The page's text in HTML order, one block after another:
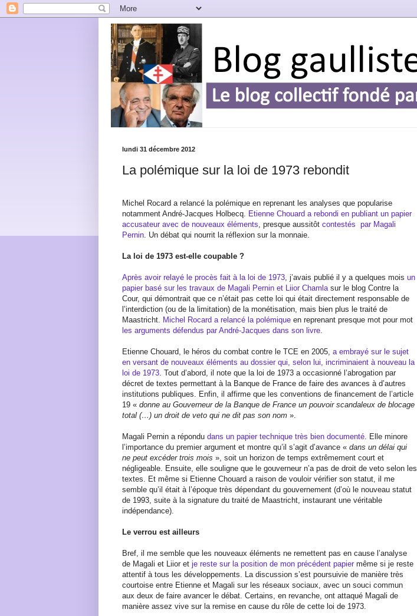
lundi 31 décembre 2012
La polémique sur la loi de 1973 rebondit
Michel Rocard a relancé la polémique en reprenant les analyses que popularise
notamment André-Jacques Holbecq. Etienne Chouard a rebondi en publiant un papier
accusateur avec de nouveaux éléments , presque aussitôt contestés par Magali
Pernin . Un débat qui nourrit la réflexion sur la monnaie.
La loi de 1973 est-elle coupable ?
Après avoir relayé le procès fait à la loi de 1973 , j’avais publié il y a quelques mois un
papier basé sur les travaux de Magali Pernin et Liior Chamla sur le blog Contre la
Cour, qui démontrait que ce n’était pas cette loi qui était directement responsable de
l’interdiction (ou de la limitation) de la monétisation, mais bien plus le traité de
Maastricht. Michel Rocard a relancé la polémique en reprenant presque mot pour mot
les arguments défendus par André-Jacques dans son livre
Etienne Chouard, le héros du combat contre le TCE en 2005, a embrayé sur le sujet
en versant de nouveaux éléments au dossier qui, selon lui, incriminaient à nouveau la
loi de 1973 . Tout d’abord, il note que la loi de 1973 a occasionné l’abrogation par
décret de textes permettant à la Banque de France de faire des avances à d’autres
institutions publiques. Enfin, il affirme que les conventions de financement de l’article
19 « donne au Gouverneur de la Banque de France un pouvoir scandaleux de blocage
total (…) un droit de veto qui ne dit pas son nom ».
Magali Pernin a répondu dans un papier technique très bien documenté . Elle minore
l’importance du premier argument et montre qu’il s’agit d’avance « dans un délai qui
ne peut excéder trois mois », soit un horizon de temps extrêmement court et
négligeable. Ensuite, elle souligne que le gouverneur n’a pas de droit de veto selon les
textes. Et même si Etienne Chouard a raison de vouloir vérifier son statut, il me
semble qu’il était à l’époque très dépendant du gouvernement (d’où le nouveau statut
de 1993, suite à la signature du traité de Maastricht, instaurant une véritable
indépendance).
Le verrou est ailleurs
Bref, il me semble que les nouveaux éléments ne remettent pas en cause l’analyse
de Magali et Liior et je reste sur la position de mon précédent papier même si je reste
attentif à tous les développements. La discussion s’est poursuivie de manière très
courtoise entre Etienne et Magali sur les réseaux sociaux, avec un souci commun
aux deux de faire avancer le débat. Certains, en revanche, ont attaqué Magali de
manière assez vive sur la remise en cause du rôle de cette loi de 1973.